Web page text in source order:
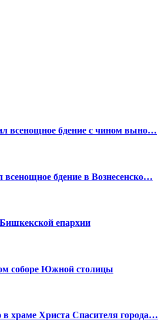
всенощное бдение с чином выно…
бдение в Вознесенско…
епархии
соборе Южной столицы
храме Христа Спасителя города…